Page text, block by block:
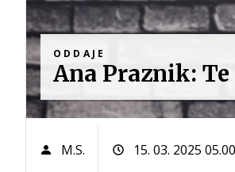
ODDAJE
Ana Praznik:
M.S. 15. 03. 2025 05.00